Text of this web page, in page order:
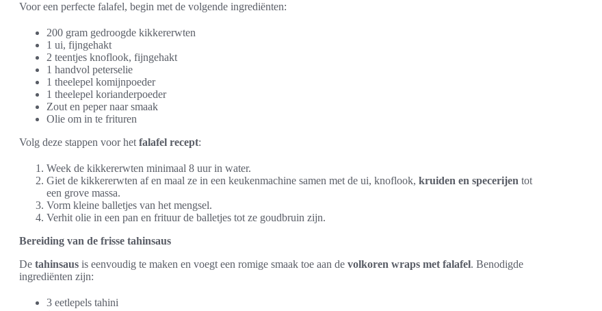
Voor een perfecte falafel, begin met de volgende ingrediënten:
200 gram gedroogde kikkererwten
1 ui, fijngehakt
2 teentjes knoflook, fijngehakt
1 handvol peterselie
1 theelepel komijnpoeder
1 theelepel korianderpoeder
Zout en peper naar smaak
Olie om in te frituren
Volg deze stappen voor het falafel recept:
Week de kikkererwten minimaal 8 uur in water.
Giet de kikkererwten af en maal ze in een keukenmachine samen met de ui, knoflook, kruiden en specerijen tot
een grove massa.
Vorm kleine balletjes van het mengsel.
Verhit olie in een pan en frituur de balletjes tot ze goudbruin zijn.
Bereiding van de frisse tahinsaus
De tahinsaus is eenvoudig te maken en voegt een romige smaak toe aan de volkoren wraps met falafel. Benodigde
ingrediënten zijn:
3 eetlepels tahini